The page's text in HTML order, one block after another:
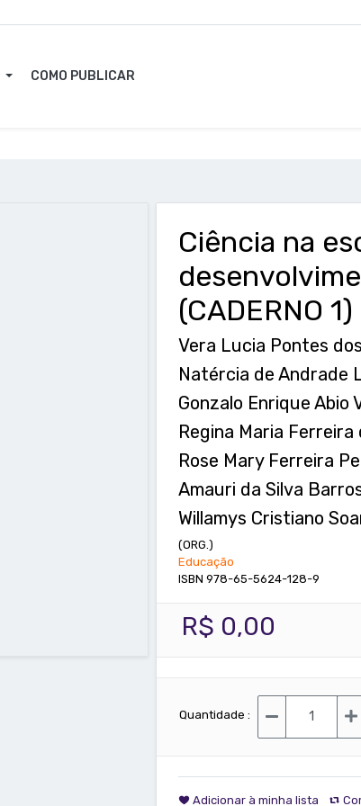
COMO PUBLICAR
Ciência na
(CADERNO
Vera Lucia Pontes
Natércia de Andrade
Gonzalo Enrique Abio
Regina Maria Ferreira
Rose Mary Ferreira
Amauri da Silva
Willamys Cristiano
(ORG.)
Educação
ISBN 978-65-5624-128-9
R$ 0,00
Quantidade :
Adicionar à minha lista